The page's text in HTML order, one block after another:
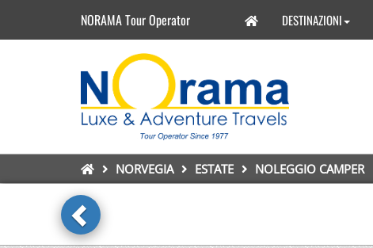
NORAMA Tour Operator DESTINAZIONI
NORVEGIA ESTATE NOLEGGIO CAMPER